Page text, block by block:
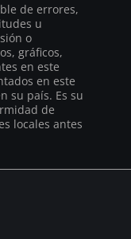
de errores,
u
o
gráficos,
en este
en este
su país. Es su
de
locales antes